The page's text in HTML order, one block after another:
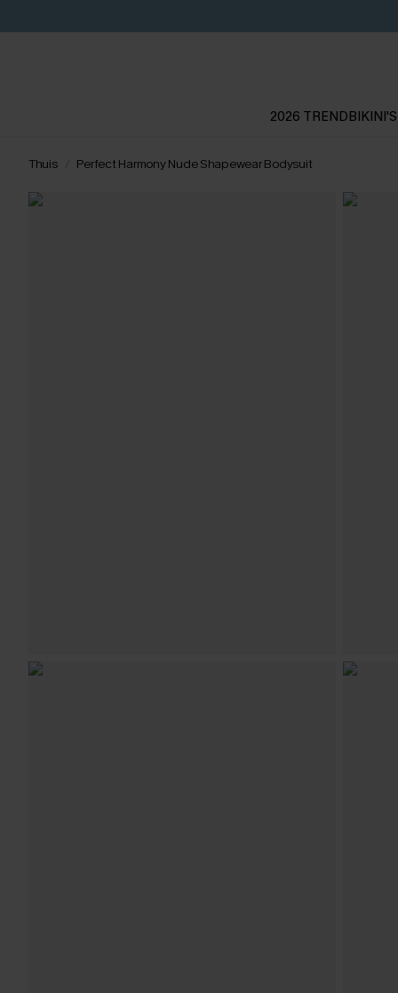
2026 TRENDBIKINI'S
Thuis Perfect Harmony Nude Shapewear Bodysuit